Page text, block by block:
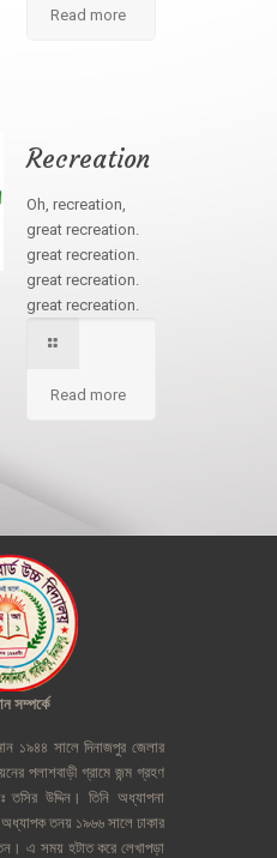
Read more
Recreation
Oh, recreation,
great recreation.
great recreation.
great recreation.
great recreation.
Read more
সম্পর্কে
১৯৪৪ সালে দিনাজপুর জেলার
পলাশবাড়ী গ্রামে জন্ম গ্রহণ
তসির উদ্দিন। তিনি অধ্যাপনা
অধ্যাপক তনয় ১৯৬৬ সালে ঢাকার
এ সময় হটাত করে লেখাপড়া